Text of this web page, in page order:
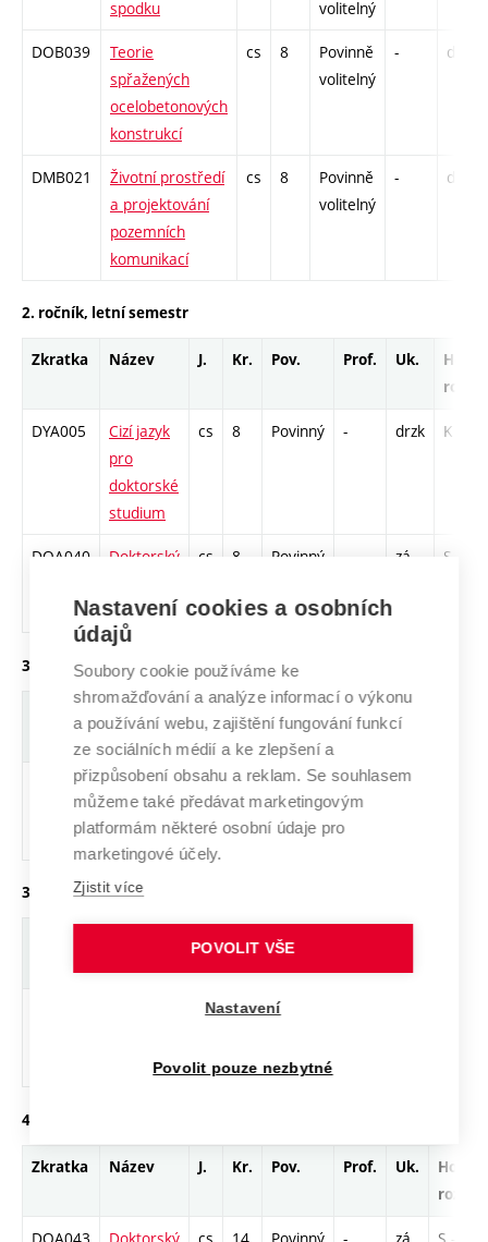
spodku
volitelný
DOB039
Teorie
spřažených
ocelobetonových
konstrukcí
cs 8
Povinně
volitelný
- drzk
DMB021
Životní prostředí
a projektování
pozemních
komunikací
cs 8
Povinně
volitelný
- drzk
2. ročník, letní semestr
Zkratka Název J. Kr. Pov. Prof. Uk.
Hod.
DYA005
Cizí jazyk
pro
doktorské
studium
cs 8 Povinný - drzk K - 26
DOA040
Doktorský
(KDS)
cs 8 Povinný zá S - 78
3. ročník, zimní semestr
Název Kr. Pov. Prof. Uk.
DOA041
Doktorský
seminář 4
(KDS)
cs 8 Povinný - zá
3. ročník, letní semestr
J. Kr. Pov.
cs 14 Povinný
4. ročník, zimní semestr
Zkratka Název J. Kr. Pov. Prof. Uk.
Hod.
rozsah
Nastavení cookies a osobních
údajů
Soubory cookie používáme ke
shromažďování a analýze informací o výkonu
a používání webu, zajištění fungování funkcí
ze sociálních médií a ke zlepšení a
přizpůsobení obsahu a reklam. Se souhlasem
můžeme také předávat marketingovým
platformám některé osobní údaje pro
marketingové účely.
Zjistit více
POVOLIT VŠE
Nastavení
Povolit pouze nezbytné